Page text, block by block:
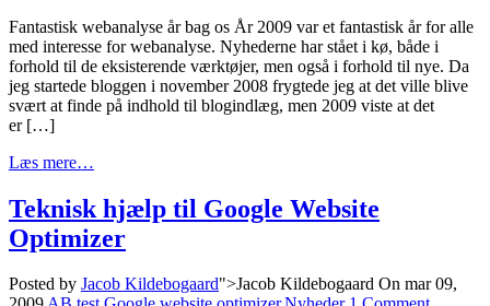
Fantastisk webanalyse år bag os År 2009 var et fantastisk år for alle
med interesse for webanalyse. Nyhederne har stået i kø, både i
forhold til de eksisterende værktøjer, men også i forhold til nye. Da
jeg startede bloggen i november 2008 frygtede jeg at det ville blive
svært at finde på indhold til blogindlæg, men 2009 viste at det
er […]
Læs mere…
Teknisk hjælp til Google Website
Optimizer
Posted by Jacob Kildebogaard">Jacob Kildebogaard On mar 09,